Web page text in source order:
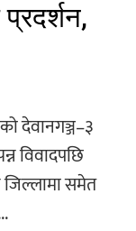
देवानगञ्ज–३
विवादपछि
समेत